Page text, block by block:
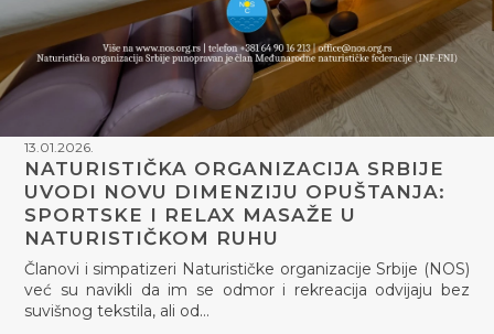
13.01.2026.
NATURISTIČKA ORGANIZACIJA SRBIJE
UVODI NOVU DIMENZIJU OPUŠTANJA:
SPORTSKE I RELAX MASAŽE U
NATURISTIČKOM RUHU
Članovi i simpatizeri Naturističke organizacije Srbije (NOS)
već su navikli da im se odmor i rekreacija odvijaju bez
suvišnog tekstila, ali od…